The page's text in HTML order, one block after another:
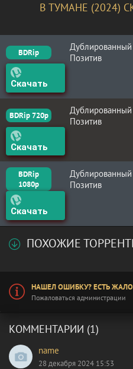
В ТУМАНЕ (2024)
BDRip
Дублированный
Позитив
Скачать
BDRip 720p
Дублированный
Позитив
Скачать
BDRip
1080p
Дублированный
Позитив
Скачать
ПОХОЖИЕ
НАШЕЛ ОШИБКУ? ЕСТЬ
Пожаловаться администрации
КОММЕНТАРИИ (1)
name
28 декабря 2024 15:53